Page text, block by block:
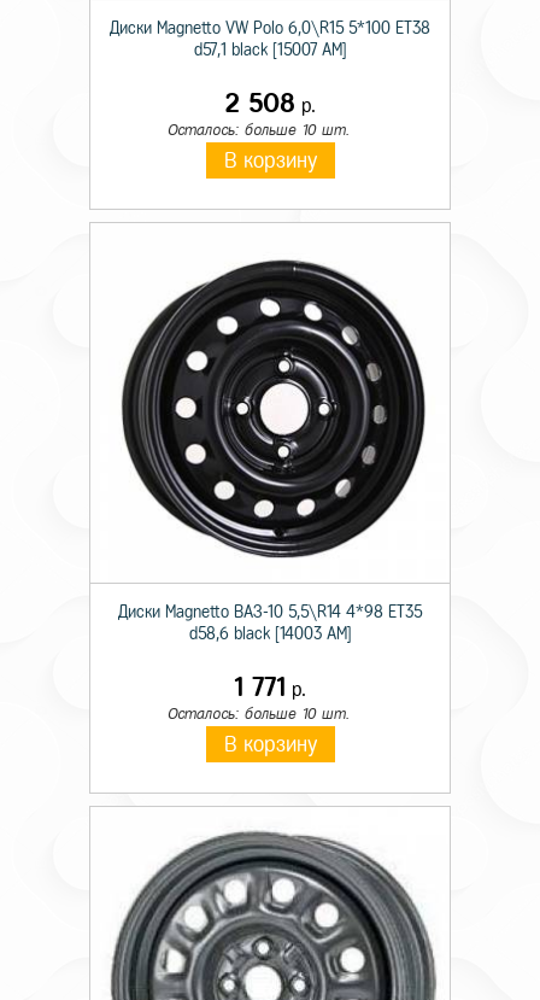
Диски Magnetto VW Polo 6,0\R15 5*100 ET38
d57,1 black [15007 AM]
2 508 р.
Осталось: больше 10 шт.
В корзину
Диски Magnetto ВАЗ-10 5,5\R14 4*98 ET35
d58,6 black [14003 AM]
1 771 р.
Осталось: больше 10 шт.
В корзину